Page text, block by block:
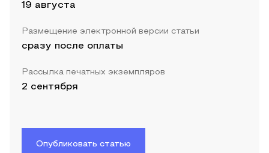
19 августа
Размещение электронной версии статьи
сразу после оплаты
Рассылка печатных экземпляров
2 сентября
Опубликовать статью